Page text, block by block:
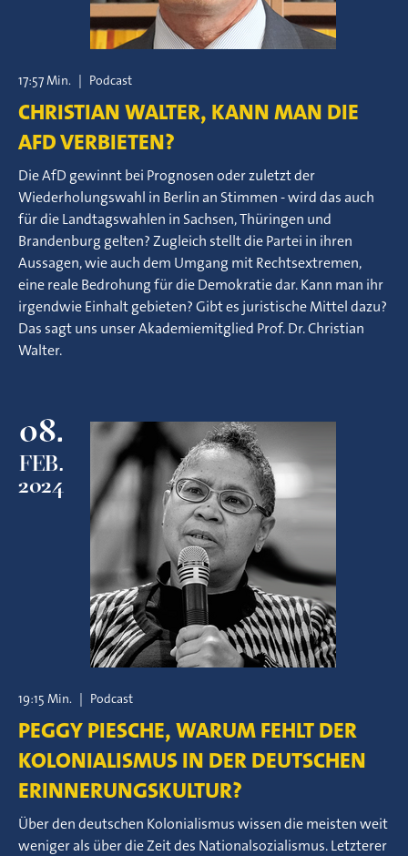
17:57 Min. | Podcast
CHRISTIAN WALTER, KANN MAN DIE
AFD VERBIETEN?
Die AfD gewinnt bei Prognosen oder zuletzt der
Wiederholungswahl in Berlin an Stimmen - wird das auch
für die Landtagswahlen in Sachsen, Thüringen und
Brandenburg gelten? Zugleich stellt die Partei in ihren
Aussagen, wie auch dem Umgang mit Rechtsextremen,
eine reale Bedrohung für die Demokratie dar. Kann man ihr
irgendwie Einhalt gebieten? Gibt es juristische Mittel dazu?
Das sagt uns unser Akademiemitglied Prof. Dr. Christian
Walter.
08.
FEB.
2024
19:15 Min. | Podcast
PEGGY PIESCHE, WARUM FEHLT DER
KOLONIALISMUS IN DER DEUTSCHEN
ERINNERUNGSKULTUR?
Über den deutschen Kolonialismus wissen die meisten weit
weniger als über die Zeit des Nationalsozialismus. Letzterer